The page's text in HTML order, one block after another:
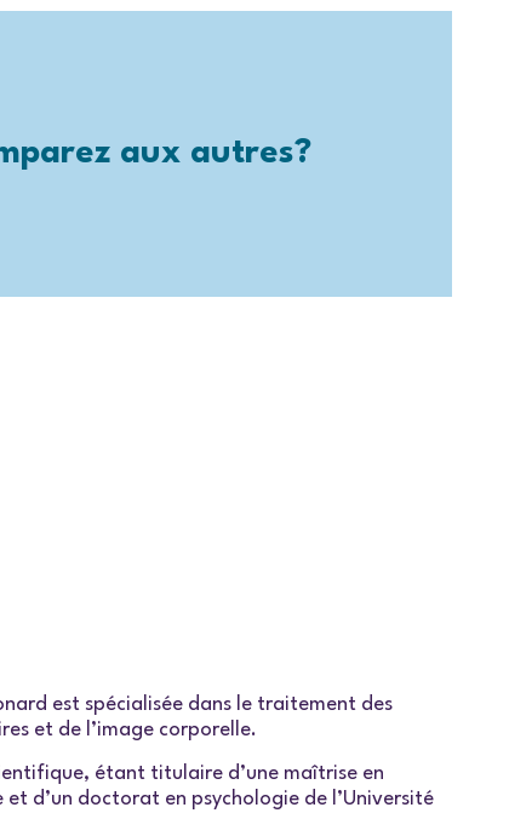
aux autres?
est spécialisée dans le traitement des
et de l’image corporelle.
étant titulaire d’une maîtrise en
d’un doctorat en psychologie de l’Université